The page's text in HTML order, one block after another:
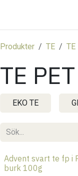
Produkter TE TE
TE
EKO TE
Advent svart te fp i
burk 100g